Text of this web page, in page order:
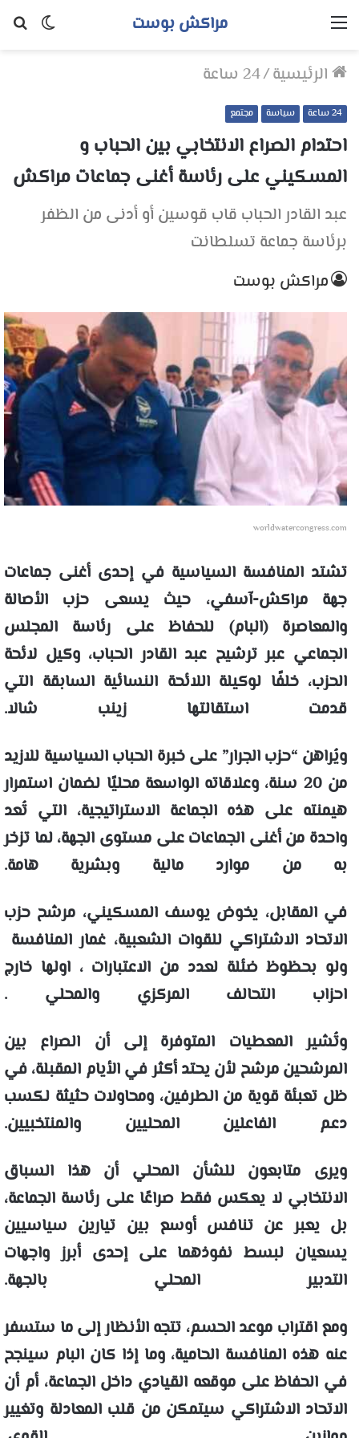
الوضع
مراكش بوست القائمة
الرئيسية/24 ساعة
24 ساعة سياسة مجتمع
احتدام الصراع الانتخابي بين الحباب و
المسكيني على رئاسة أغنى جماعات مراكش
عبد القادر الحباب قاب قوسين أو أدنى من الظفر
برئاسة جماعة تسلطانت
مراكش بوست
worldwatercongress.com
تشتد المنافسة السياسية في إحدى أغنى جماعات
جهة مراكش-آسفي، حيث يسعى حزب الأصالة
والمعاصرة (البام) للحفاظ على رئاسة المجلس
الجماعي عبر ترشيح عبد القادر الحباب، وكيل لائحة
الحزب، خلفًا لوكيلة اللائحة النسائية السابقة التي
قدمت استقالتها زينب شالا.
ويُراهن “حزب الجرار” على خبرة الحباب السياسية للازيد
من 20 سنة، وعلاقاته الواسعة محليًا لضمان استمرار
هيمنته على هذه الجماعة الاستراتيجية، التي تُعد
واحدة من أغنى الجماعات على مستوى الجهة، لما تزخر
به من موارد مالية وبشرية هامة.
في المقابل، يخوض يوسف المسكيني، مرشح حزب
الاتحاد الاشتراكي للقوات الشعبية، غمار المنافسة
ولو بحظوظ ضئلة لعدد من الاعتبارات ، اولها خارج
احزاب التحالف المركزي والمحلي .
وتُشير المعطيات المتوفرة إلى أن الصراع بين
المرشحين مرشح لأن يحتد أكثر في الأيام المقبلة، في
ظل تعبئة قوية من الطرفين، ومحاولات حثيثة لكسب
دعم الفاعلين المحليين والمنتخبيين.
ويرى متابعون للشأن المحلي أن هذا السباق
الانتخابي لا يعكس فقط صراعًا على رئاسة الجماعة،
بل يعبر عن تنافس أوسع بين تيارين سياسيين
يسعيان لبسط نفوذهما على إحدى أبرز واجهات
التدبير المحلي بالجهة.
ومع اقتراب موعد الحسم، تتجه الأنظار إلى ما ستسفر
عنه هذه المنافسة الحامية، وما إذا كان البام سينجح
في الحفاظ على موقعه القيادي داخل الجماعة، أم أن
الاتحاد الاشتراكي سيتمكن من قلب المعادلة وتغيير